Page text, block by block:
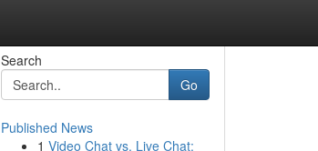
Search
Go
Published News
1 Video Chat vs. Live Chat: